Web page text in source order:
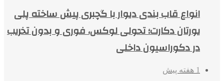
انواع قاب بندی دیوار با گچبری پیش ساخته پلی
یورتان دکارت؛ تحولی لوکس، فوری و بدون تخریب
در دکوراسیون داخلی
1 هفته پیش